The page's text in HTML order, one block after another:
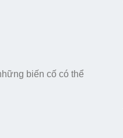
biến cố có thể